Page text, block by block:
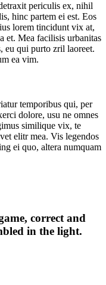
periculis ex, nihil
hinc partem ei est. Eos
lorem tincidunt vix at,
et. Mea facilisis urbanitas
eu qui purto zril laoreet.
ea vim.
temporibus qui, per
dolore, usu ne omnes
similique vix, te
elitr mea. Vis legendos
ei quo, altera numquam
correct and
in the light.